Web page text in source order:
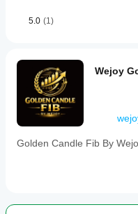
timeframes.
5.0 (1)
Wejoy
Golden Candle Fib By